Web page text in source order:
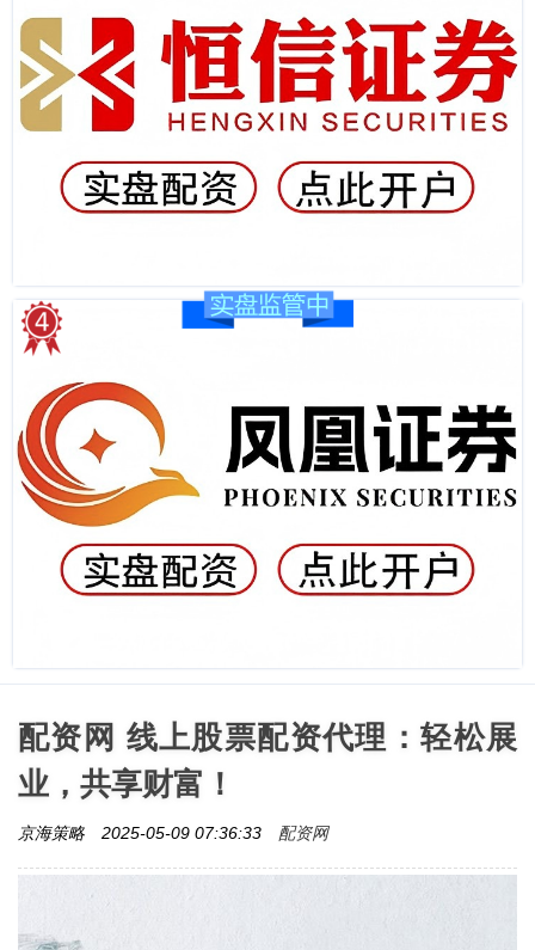
配资网 线上股票配资代理：轻松展
业，共享财富！
京海策略 2025-05-09 07:36:33 配资网